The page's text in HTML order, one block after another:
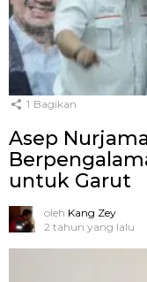
1 Bagikan
Asep
untuk Garut
oleh Kang Zey
2 tahun yang lalu